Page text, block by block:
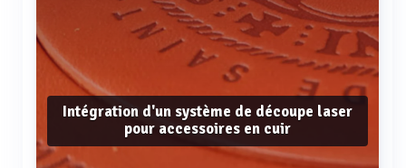
Intégration d'un système de découpe laser
pour accessoires en cuir